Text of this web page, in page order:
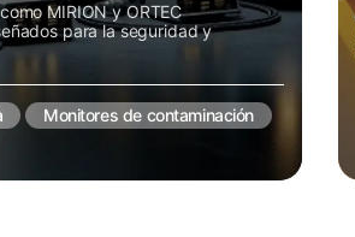
MIRION y ORTEC
para la seguridad y
Monitores de contaminación